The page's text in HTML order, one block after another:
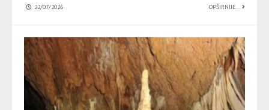
22/07/2026 OPŠIRNIJE...